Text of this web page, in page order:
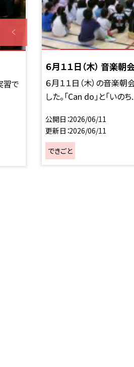
習で
６月１１日（木） 音楽朝
６月１１日（木）の音楽
した。「Can do」と「いのち
公開日 2026/06/11
更新日 2026/06/11
できごと